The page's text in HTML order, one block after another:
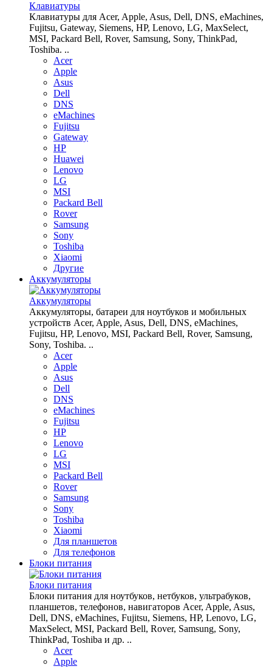
Клавиатуры
Клавиатуры для Acer, Apple, Asus, Dell, DNS, eMachines,
Fujitsu, Gateway, Siemens, HP, Lenovo, LG, MaxSelect,
MSI, Packard Bell, Rover, Samsung, Sony, ThinkPad,
Toshiba. ..
Acer
Apple
Asus
Dell
DNS
eMachines
Fujitsu
Gateway
HP
Huawei
Lenovo
LG
MSI
Packard Bell
Rover
Samsung
Sony
Toshiba
Xiaomi
Другие
Аккумуляторы
Аккумуляторы
Аккумуляторы, батареи для ноутбуков и мобильных
устройств Acer, Apple, Asus, Dell, DNS, eMachines,
Fujitsu, HP, Lenovo, MSI, Packard Bell, Rover, Samsung,
Sony, Toshiba. ..
Acer
Apple
Asus
Dell
DNS
eMachines
Fujitsu
HP
Lenovo
LG
MSI
Packard Bell
Rover
Samsung
Sony
Toshiba
Xiaomi
Для планшетов
Для телефонов
Блоки питания
Блоки питания
Блоки питания для ноутбуков, нетбуков, ультрабуков,
планшетов, телефонов, навигаторов Acer, Apple, Asus,
Dell, DNS, eMachines, Fujitsu, Siemens, HP, Lenovo, LG,
MaxSelect, MSI, Packard Bell, Rover, Samsung, Sony,
ThinkPad, Toshiba и др. ..
Acer
Apple